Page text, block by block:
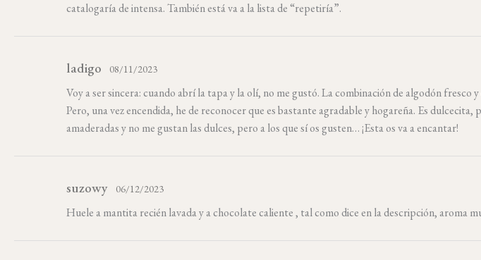
catalogaría de intensa. También está va a la lista de “repetiría”.
ladigo 08/11/2023
Voy a ser sincera: cuando abrí la tapa y la olí, no me gustó. La combinación de algodón
Pero, una vez encendida, he de reconocer que es bastante agradable y hogareña. Es
amaderadas y no me gustan las dulces, pero a los que sí os gusten… ¡Esta os va a encantar!
suzowy 06/12/2023
Huele a mantita recién lavada y a chocolate caliente , tal como dice en la descripción, aroma